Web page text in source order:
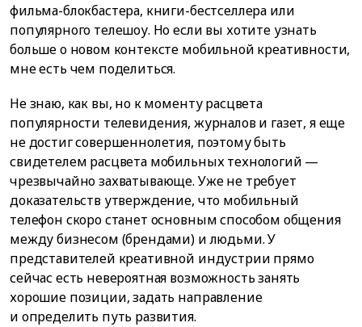
фильма-блокбастера, книги-бестселлера или
популярного телешоу. Но если вы хотите узнать
больше о новом контексте мобильной креативности,
мне есть чем поделиться.
Не знаю, как вы, но к моменту расцвета
популярности телевидения, журналов и газет, я еще
не достиг совершеннолетия, поэтому быть
свидетелем расцвета мобильных технологий —
чрезвычайно захватывающе. Уже не требует
доказательств утверждение, что мобильный
телефон скоро станет основным способом общения
между бизнесом (брендами) и людьми. У
представителей креативной индустрии прямо
сейчас есть невероятная возможность занять
хорошие позиции, задать направление
и определить путь развития.